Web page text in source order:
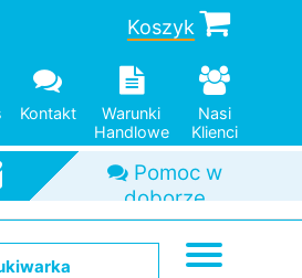
Kontakt
Warunki
Handlowe
Nasi
Klienci
Koszyk
Szybka
wysyłka
Od jednej
sztuki
Duży wybór
modeli
Pomoc w
doborze